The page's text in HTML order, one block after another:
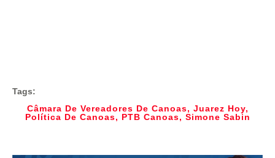
Tags:
Câmara De Vereadores De Canoas, Juarez Hoy,
Política De Canoas, PTB Canoas, Simone Sabin